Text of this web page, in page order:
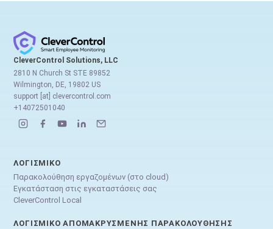
CleverControl Solutions, LLC
2810 N Church St STE 89852
Wilmington, DE, 19802 US
support [at] clevercontrol.com
+14072501040
ΛΟΓΙΣΜΙΚΌ
Παρακολούθηση εργαζομένων (στο cloud)
Εγκατάσταση στις εγκαταστάσεις σας
CleverControl Local
ΛΟΓΙΣΜΙΚΌ ΑΠΟΜΑΚΡΥΣΜΈΝΗΣ ΠΑΡΑΚΟΛΟΎΘΗΣΗΣ